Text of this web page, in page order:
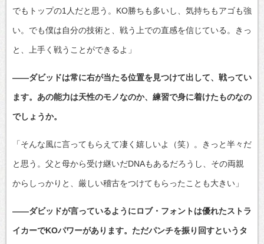
でもトップの1人だと思う。KO勝ちも多いし、気持ちもアゴも強
い。でも僕は自分の技術と、戦う上での直感を信じている。きっ
と、上手く戦うことができるよ」
――ダビッドは常に右が当たる位置を見つけて出して、戦ってい
ます。あの能力は天性のモノなのか、練習で身に着けたものなの
でしょうか。
「そんな風に言ってもらえて凄く嬉しいよ（笑）。きっと半々だ
と思う。父と母から受け継いだDNAもあるだろうし、その両親
からしっかりと、厳しい稽古をつけてもらったことも大きい」
――ダビッドが言っているようにロブ・フォントは優れたストラ
イカーでKOパワーがあります。ただパンチを振り回すというタ